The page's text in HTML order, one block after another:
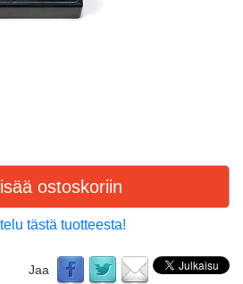
ostoskoriin
tästä tuotteesta!
Jaa